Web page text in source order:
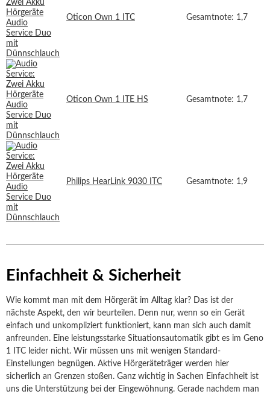
Oticon Own 1 ITC Gesamtnote: 1,7
Oticon Own 1 ITE HS Gesamtnote: 1,7
Philips HearLink 9030 ITC Gesamtnote: 1,9
Einfachheit & Sicherheit
Wie kommt man mit dem Hörgerät im Alltag klar? Das ist der
nächste Aspekt, den wir beurteilen. Denn nur, wenn so ein Gerät
einfach und unkompliziert funktioniert, kann man sich auch damit
anfreunden. Eine leistungsstarke Situationsautomatik gibt es im Geno
1 ITC leider nicht. Wir müssen uns mit wenigen Standard-
Einstellungen begnügen. Aktive Hörgeräteträger werden hier
sicherlich an Grenzen stoßen. Ganz wichtig in Sachen Einfachheit ist
uns die Unterstützung bei der Eingewöhnung. Gerade nachdem man